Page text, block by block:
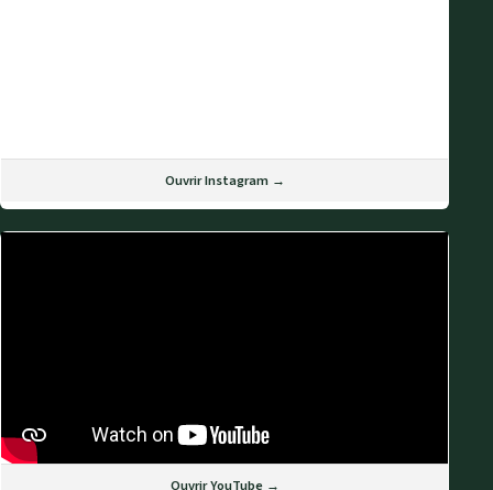
Ouvrir Instagram →
Ouvrir YouTube →